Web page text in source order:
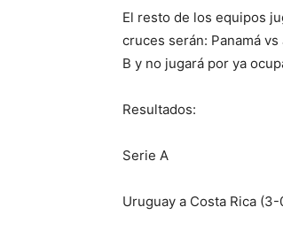
El resto de los equipos
cruces serán: Panamá
B y no jugará por ya
Resultados:
Serie A
Uruguay a Costa Rica (3-